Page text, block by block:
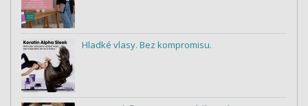
Hladké vlasy. Bez kompromisu.